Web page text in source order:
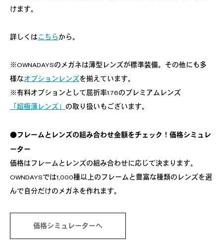
けます。
詳しくは こちら から。
※OWNADAYSのメガネは薄型レンズが標準装備。その他にも多
様なオプションレンズ を揃えています。
※有料オプションとして屈折率1.76のプレミアムレンズ
「超極薄レンズ」 の取り扱いもございます。
●フレームとレンズの組み合わせ金額をチェック！価格シミュレ
ーター
価格はフレームとレンズの組み合わせに応じて決まります。
OWNDAYSでは1,000種以上のフレームと豊富な種類のレンズを選
んで自分だけのメガネを作れます。
価格シミュレーターへ